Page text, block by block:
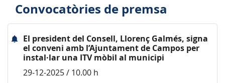
Convocatòries de premsa
El president del Consell, Llorenç Galmés, signa
el conveni amb l’Ajuntament de Campos per
instal·lar una ITV mòbil al municipi
29-12-2025 / 10.00 h